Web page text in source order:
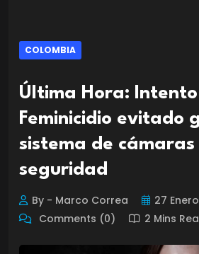
COLOMBIA
Última Hora:
Feminicidio evitado
sistema de cámaras
seguridad
By - Marco Correa
27
Comments (0)
2 Mins